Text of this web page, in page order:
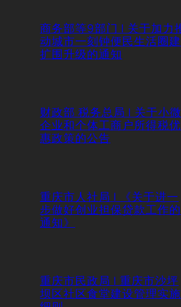
商务部等9部门 | 关于加力
动城市一刻钟便民生活圈
扩围升级的通知
财政部 税务总局 | 关于小微
企业和个体工商户所得税优
惠政策的公告
重庆市人社局 | 《关于进一
步做好创业担保贷款工作的
通知》
重庆市民政局 | 重庆市沙坪
坝区社区食堂建设管理实施